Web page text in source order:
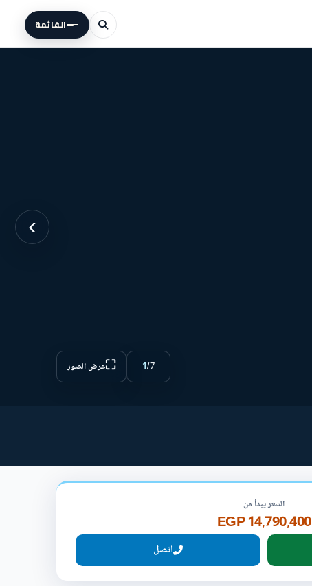
القائمة
›
1/7
⛶عرض الصور
السعر يبدأ من
14,790,400 EGP
اتصل